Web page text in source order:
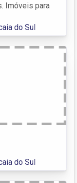
Imóveis para
do Sul
do Sul